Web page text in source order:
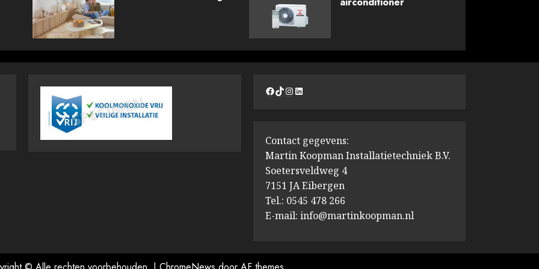
Facebook
TikTok
Instagram
LinkedIn
Contact gegevens:
Martin Koopman Installatietechniek B.V.
Soetersveldweg 4
7151 JA Eibergen
Tel.: 0545 478 266
E-mail: info@martinkoopman.nl